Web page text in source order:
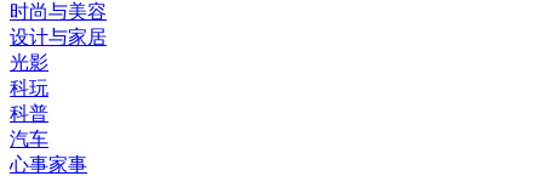
时尚与美容
设计与家居
光影
科玩
科普
汽车
心事家事